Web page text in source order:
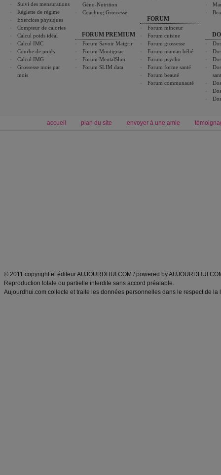
Suivi des mensurations
Réglette de régime
Exercices physiques
Compteur de calories
Calcul poids idéal
Calcul IMC
Courbe de poids
Calcul IMG
Grossesse mois par
mois
Géno-Nutrition
Coaching Grossesse
FORUM PREMIUM
Forum Savoir Maigrir
Forum Montignac
Forum MentalSlim
Forum SLIM data
FORUM
Forum minceur
Forum cuisine
Forum grossesse
Forum maman bébé
Forum psycho
Forum forme santé
Forum beauté
Forum communauté
accueil plan du site envoyer à une amie
© 2011 copyright et éditeur AUJOURDHUI.COM / powered by
Reproduction totale ou partielle interdite sans accord préalable.
Aujourdhui.com collecte et traite les données personnelles dans le respect de